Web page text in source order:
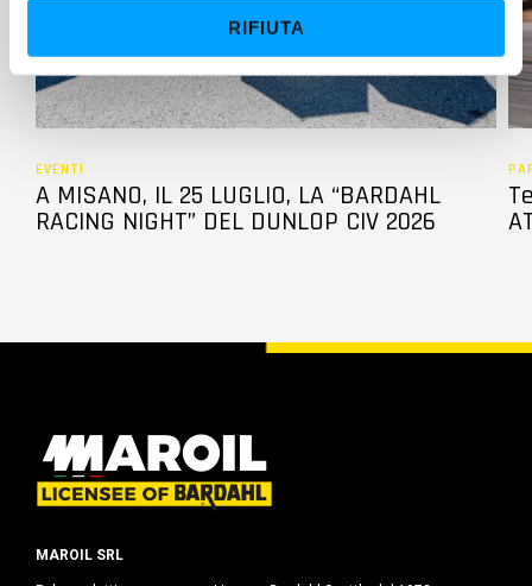
RIFIUTA
EVENTI
A MISANO, IL 25 LUGLIO, LA “BARDAHL
RACING NIGHT” DEL DUNLOP CIV 2026
MAROIL SRL